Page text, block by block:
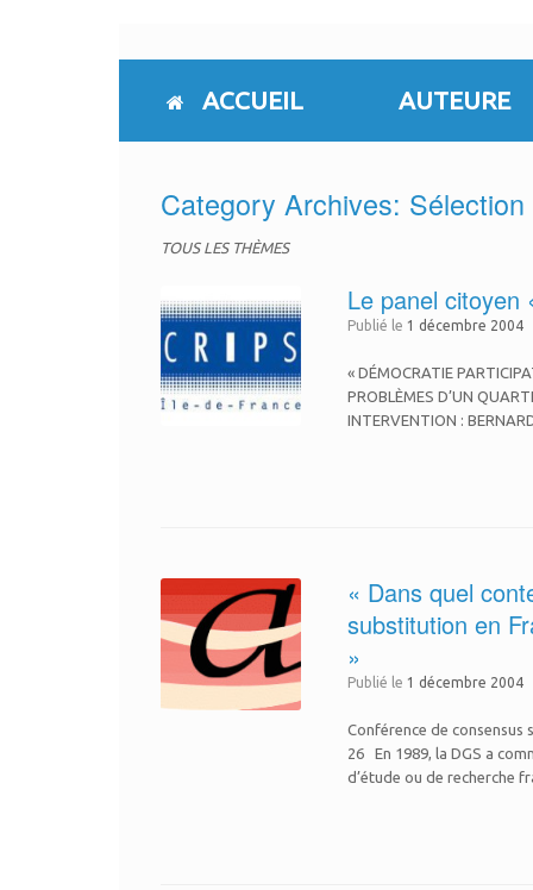
to
ACCUEIL AUTEURE
Category Archives:
TOUS LES THÈMES
Le panel citoyen
Publié le 1 décembre 2004
« DÉMOCRATIE
PROBLÈMES D’UN
INTERVENTION :
« Dans quel
substitution en
»
Publié le 1 décembre 2004
Conférence de
26 En 1989, la DGS a
d’étude ou de recherche